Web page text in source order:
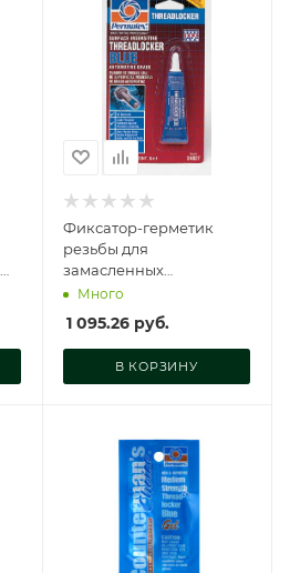
Фиксатор-герметик
резьбы для
замасленных
поверхностей синий
Много
1 095.26руб.
В КОРЗИНУ